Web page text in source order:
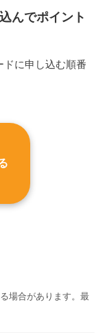
んでポイント
ドに申し込む順番
場合があります。最